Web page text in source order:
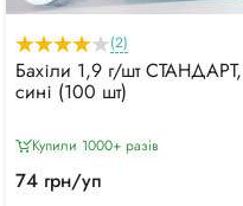
(2)
Бахіли 1,9 г/шт СТАНДАРТ,
сині (100 шт)
Купили 1000+ разiв
74 грн/уп